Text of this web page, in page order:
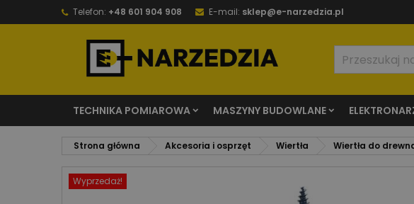
Telefon: +48 601 904 908 E-mail: sklep@e-narzedzia.pl
TECHNIKA POMIAROWA MASZYNY BUDOWLANE
Strona główna Akcesoria i osprzęt Wiertła Wiertła do
Wyprzedaż!